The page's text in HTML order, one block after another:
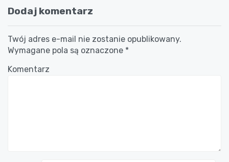
Dodaj komentarz
Twój adres e-mail nie zostanie opublikowany.
Wymagane pola są oznaczone *
Komentarz